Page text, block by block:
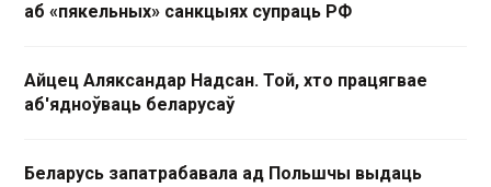
аб «пякельных» санкцыях супраць РФ
Айцец Аляксандар Надсан. Той, хто працягвае
аб'ядноўваць беларусаў
Беларусь запатрабавала ад Польшчы выдаць